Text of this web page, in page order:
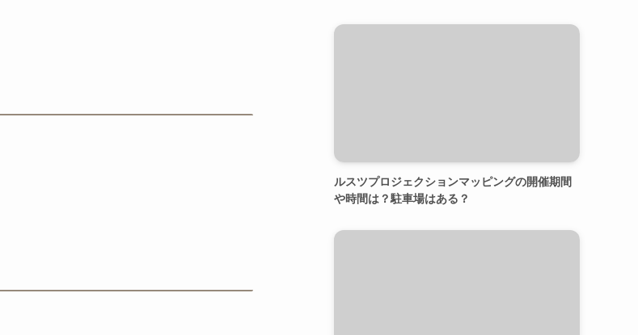
ルスツプロジェクションマッピングの開催期間
や時間は？駐車場はある？